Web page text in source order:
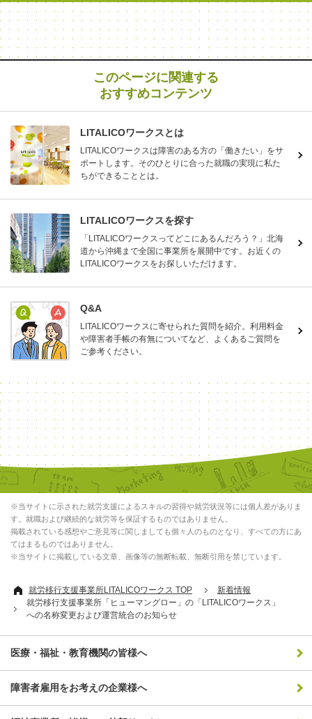
このページに関連する
おすすめコンテンツ
LITALICOワークスとは
LITALICOワークスは障害のある方の「働きたい」をサ
ポートします。そのひとりに合った就職の実現に私た
ちができることとは。
LITALICOワークスを探す
「LITALICOワークスってどこにあるんだろう？」北海
道から沖縄まで全国に事業所を展開中です。お近くの
LITALICOワークスをお探しいただけます。
Q&A
LITALICOワークスに寄せられた質問を紹介。利用料金
や障害者手帳の有無についてなど、よくあるご質問を
ご参考ください。
※当サイトに示された就労支援によるスキルの習得や就労状況等には個人差がありま
す。就職および継続的な就労等を保証するものではありません。
掲載されている感想やご意見等に関しましても個々人のものとなり、すべての方にあ
てはまるものではありません。
※当サイトに掲載している文章、画像等の無断転載、無断引用を禁じています。
就労移行支援事業所LITALICOワークス TOP
新着情報
就労移行支援事業所「ヒューマングロー」の「LITALICOワークス」
への名称変更および運営統合のお知らせ
医療・福祉・教育機関の皆様へ
障害者雇用をお考えの企業様へ